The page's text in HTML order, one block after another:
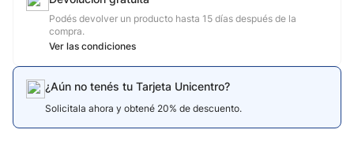
Podés devolver un producto hasta 15 días después de la
compra.
Ver las condiciones
¿Aún no tenés tu Tarjeta Unicentro?
Solicitala ahora y obtené 20% de descuento.